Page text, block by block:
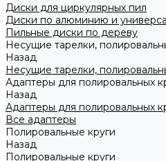
Диски для циркулярных пил
Диски по алюминию и
Пильные диски по дереву
Несущие тарелки,
Назад
Несущие тарелки,
Адаптеры для полировальных
Назад
Адаптеры для полировальных
Все адаптеры
Полировальные круги
Назад
Полировальные круги